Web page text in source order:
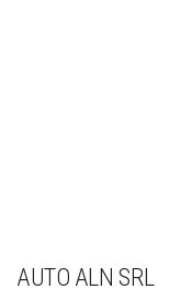
AUTO ALN SRL